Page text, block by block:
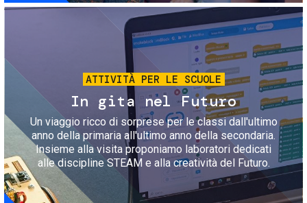
Immagine
ATTIVITÀ PER LE SCUOLE
In gita nel Futuro
Un viaggio ricco di sorprese per le classi dall'ultimo
anno della primaria all'ultimo anno della secondaria.
Insieme alla visita proponiamo laboratori dedicati
alle discipline STEAM e alla creatività del Futuro.